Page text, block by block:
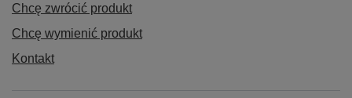
Chcę zwrócić produkt
Chcę wymienić produkt
Kontakt